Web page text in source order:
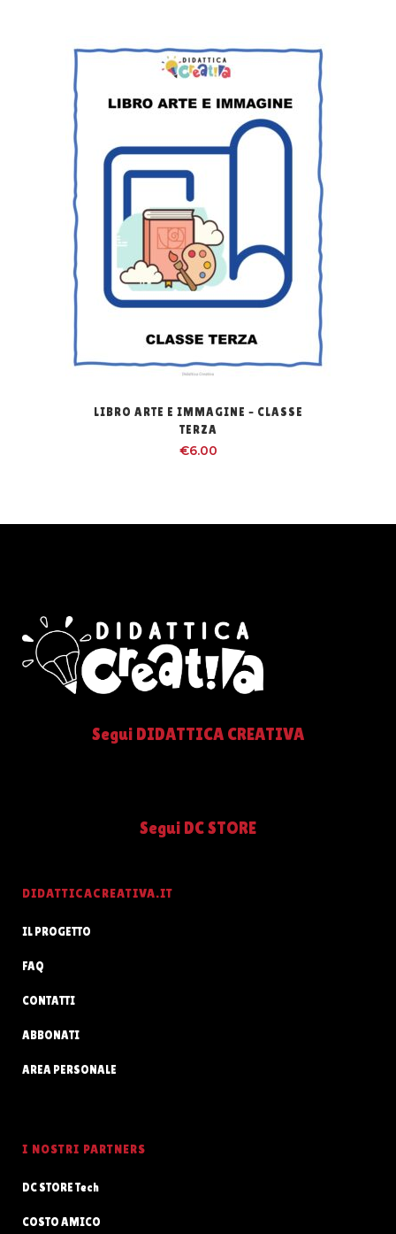
LIBRO ARTE E IMMAGINE – CLASSE
TERZA
€6.00
Segui DIDATTICA CREATIVA
Segui DC STORE
DIDATTICACREATIVA.IT
IL PROGETTO
FAQ
CONTATTI
ABBONATI
AREA PERSONALE
I NOSTRI PARTNERS
DC STORE Tech
COSTO AMICO